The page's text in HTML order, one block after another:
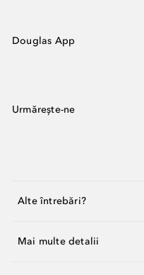
Douglas App
Urmărește-ne
Alte întrebări?
Mai multe detalii